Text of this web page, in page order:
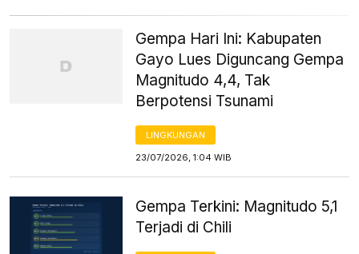
Gempa Hari Ini: Kabupaten
Gayo Lues Diguncang Gempa
Magnitudo 4,4, Tak
Berpotensi Tsunami
LINGKUNGAN
23/07/2026, 1:04 WIB
Gempa Terkini: Magnitudo 5,1
Terjadi di Chili